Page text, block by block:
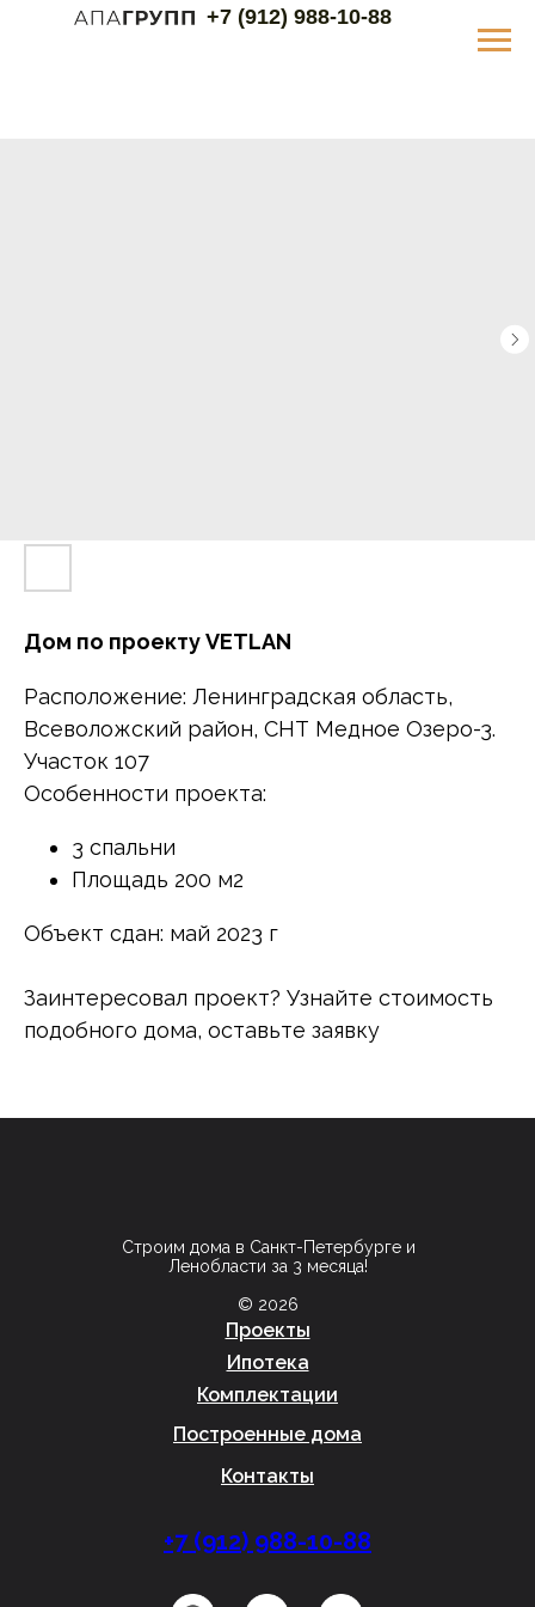
+7 (912) 988-10-88
Дом по проекту VETLAN
Расположение: Ленинградская область,
Всеволожский район, СНТ Медное Озеро-3.
Участок 107
Особенности проекта:
3 спальни
Площадь 200 м2
Объект сдан: май 2023 г
Заинтересовал проект? Узнайте стоимость
подобного дома, оставьте заявку
Строим дома в Санкт-Петербурге и
Ленобласти за 3 месяца!
© 2026
Проекты
Ипотека
Комплектации
Построенные дома
Контакты
+7 (912) 988-10-88